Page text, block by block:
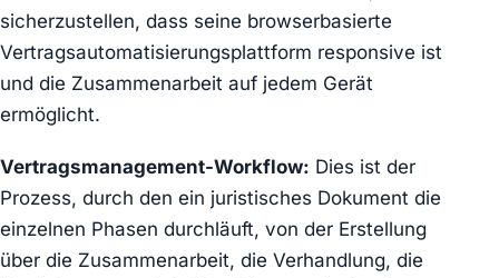
sicherzustellen, dass seine browserbasierte
Vertragsautomatisierungsplattform responsive ist
und die Zusammenarbeit auf jedem Gerät
ermöglicht.
Vertragsmanagement-Workflow: Dies ist der
Prozess, durch den ein juristisches Dokument die
einzelnen Phasen durchläuft, von der Erstellung
über die Zusammenarbeit, die Verhandlung, die